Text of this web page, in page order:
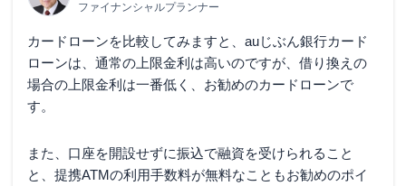
ファイナンシャルプランナー
カードローンを比較してみますと、auじぶん銀行カード
ローンは、通常の上限金利は高いのですが、借り換えの
場合の上限金利は一番低く、お勧めのカードローンで
す。
また、口座を開設せずに振込で融資を受けられること
と、提携ATMの利用手数料が無料なこともお勧めのポイ